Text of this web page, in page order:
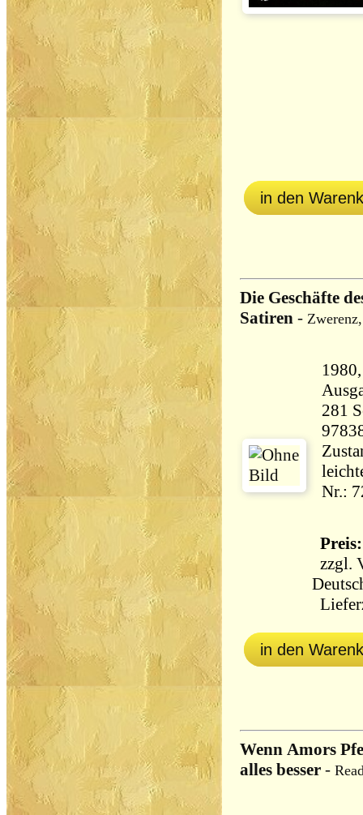
in den
Die Geschäfte
Satiren -
1980,
281 Seiten
Nr.:
zzgl.
in den
Wenn Amors
alles besser -